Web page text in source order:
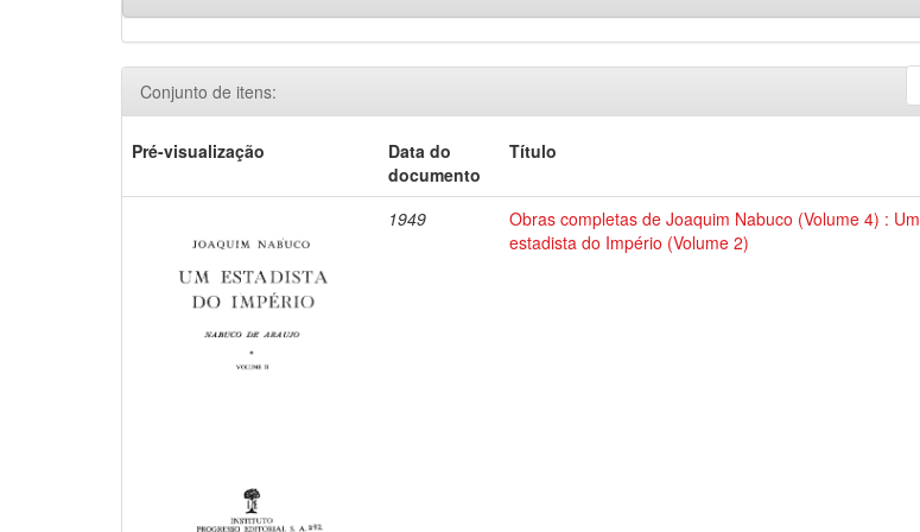
Conjunto de itens:
Pré-visualização
Data do
documento
Título
1949
Obras completas de Joaquim Nabuco (Volume 4) : Um
estadista do Império (Volume 2)